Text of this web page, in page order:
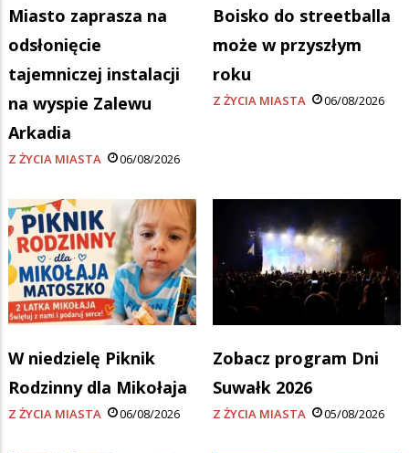
Miasto zaprasza na
odsłonięcie
tajemniczej instalacji
na wyspie Zalewu
Arkadia
Z ŻYCIA MIASTA 06/08/2026
Boisko do streetballa
może w przyszłym
roku
Z ŻYCIA MIASTA 06/08/2026
W niedzielę Piknik
Rodzinny dla Mikołaja
Z ŻYCIA MIASTA 06/08/2026
Zobacz program Dni
Suwałk 2026
Z ŻYCIA MIASTA 05/08/2026